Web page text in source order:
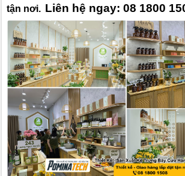
tận nơi. Liên hệ ngay: 08 1800